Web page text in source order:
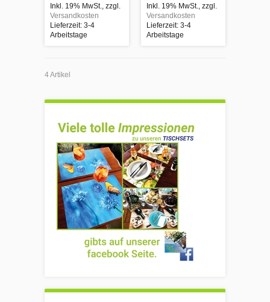
Inkl. 19% MwSt., zzgl.
Versandkosten
Lieferzeit: 3-4
Arbeitstage
Inkl. 19% MwSt., zzgl.
Versandkosten
Lieferzeit: 3-4
Arbeitstage
4 Artikel